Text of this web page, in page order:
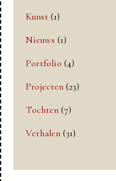
Kunst (1)
Nieuws (1)
Portfolio (4)
Projecten (23)
Tochten (7)
Verhalen (31)